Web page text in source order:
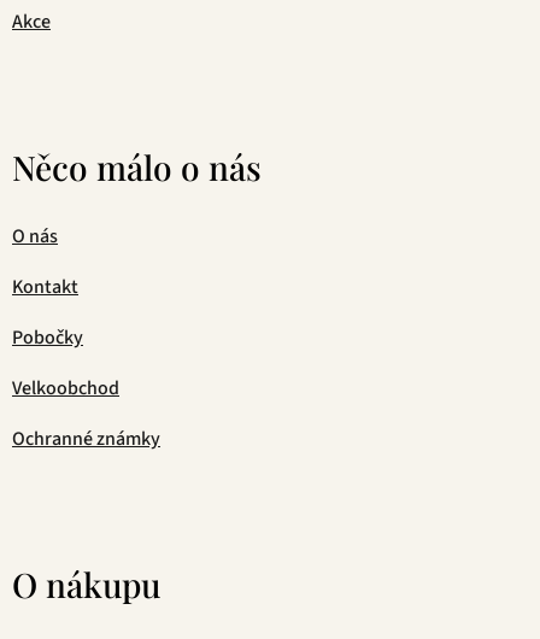
Akce
Něco málo o nás
O nás
Kontakt
Pobočky
Velkoobchod
Ochranné známky
O nákupu